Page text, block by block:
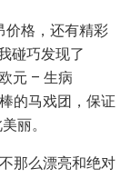
格，还有精彩
碰巧发现了
元 – 生病
的马戏团，保证
丽。
那么漂亮和绝对